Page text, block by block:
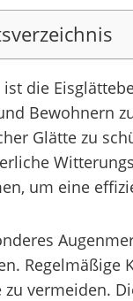
die
Bewohnern
Glätte zu
um eine
Regelmäßige
zu vermeiden.